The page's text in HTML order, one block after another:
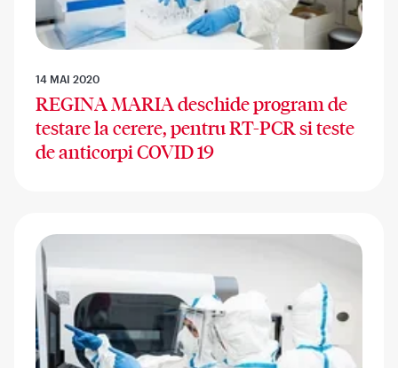
14 MAI 2020
REGINA MARIA deschide program de
testare la cerere, pentru RT-PCR si teste
de anticorpi COVID 19